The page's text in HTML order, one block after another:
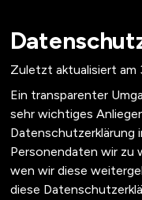
Zuletzt aktualisiert am
Ein transparenter
sehr wichtiges
Datenschutzerklärung
Personendaten wir zu
wen wir diese
diese